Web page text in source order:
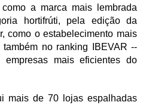
a marca mais lembrada
hortifrúti, pela edição da
como o estabelecimento mais
no ranking IBEVAR --
mais eficientes do
mais de 70 lojas espalhadas